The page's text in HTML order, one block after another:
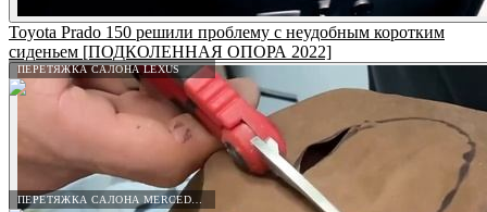
ПЕРЕТЯЖКА САЛОНА LEXUS
Toyota Prado 150 решили проблему с неудобным коротким
сиденьем [ПОДКОЛЕННАЯ ОПОРА 2022]